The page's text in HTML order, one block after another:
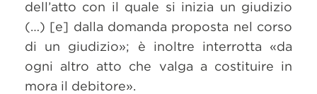
dell’atto con il quale si inizia un giudizio
(…) [e] dalla domanda proposta nel corso
di un giudizio»; è inoltre interrotta «da
ogni altro atto che valga a costituire in
mora il debitore».